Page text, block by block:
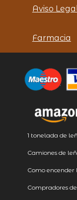
Aviso
Farmacia
1 tonelada de
Camiones de
Como encender
Compradores